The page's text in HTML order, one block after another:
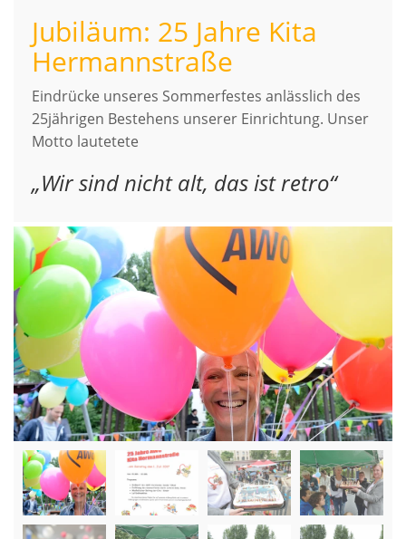
Jubiläum: 25 Jahre Kita
Hermannstraße
Eindrücke unseres Sommerfestes anlässlich des
25jährigen Bestehens unserer Einrichtung. Unser
Motto lautetete
„Wir sind nicht alt, das ist retro“